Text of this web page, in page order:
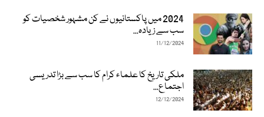
2024 میں پاکستانیوں نے کن مشہور شخصیات کو
سب سے زیادہ...
11/12/2024
ملکی تاریخ کا علماء کرام کا سب سے بڑا تدریسی
اجتماع...
12/12/2024